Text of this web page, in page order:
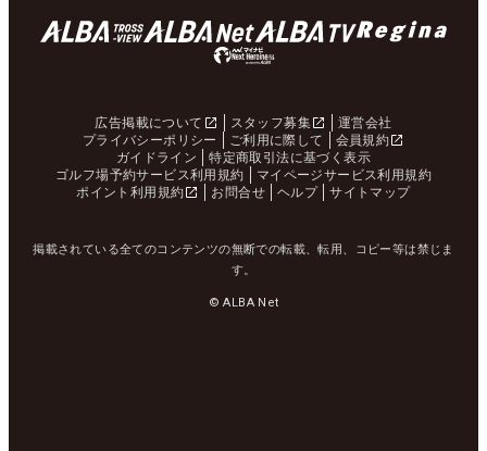
広告掲載について スタッフ募集
運営会社
プライバシーポリシー
ご利用に際して
会員規約
ガイドライン
特定商取引法に基づく表示
ゴルフ場予約サービス利用規約
マイページサービス利用規約
ポイント利用規約
お問合せ ヘルプ サイトマップ
掲載されている全てのコンテンツの無断での転載、転用、コピー等は禁じま
す。
© ALBA Net